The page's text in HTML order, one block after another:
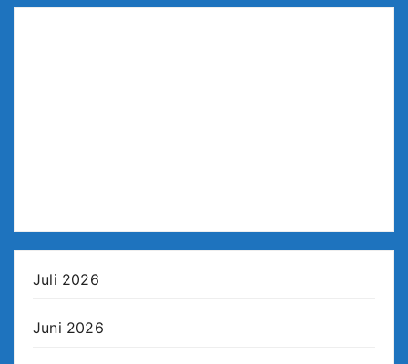
Juli 2026
Juni 2026